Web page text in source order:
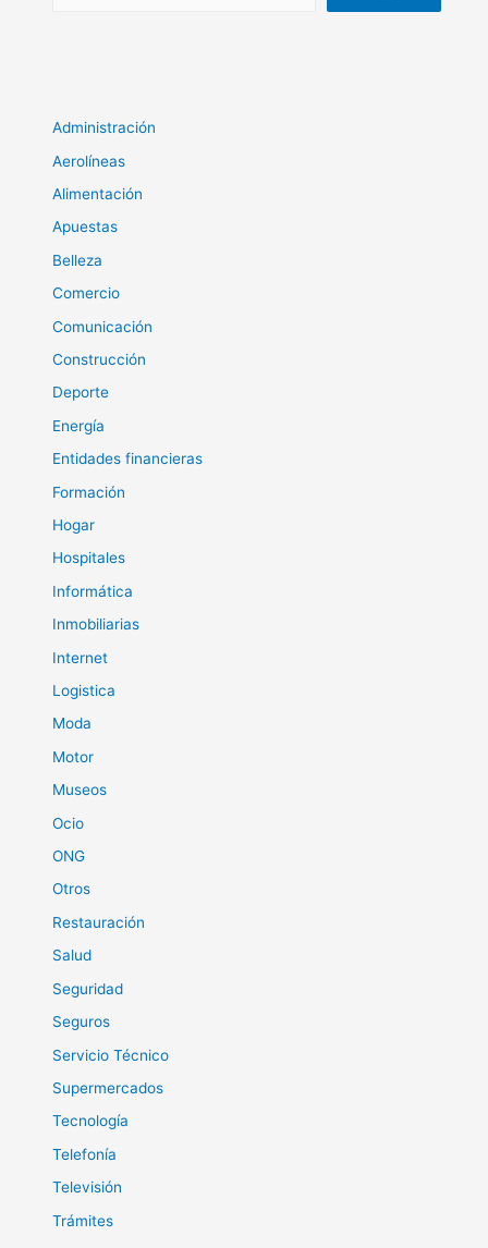
Administración
Aerolíneas
Alimentación
Apuestas
Belleza
Comercio
Comunicación
Construcción
Deporte
Energía
Entidades financieras
Formación
Hogar
Hospitales
Informática
Inmobiliarias
Internet
Logistica
Moda
Motor
Museos
Ocio
ONG
Otros
Restauración
Salud
Seguridad
Seguros
Servicio Técnico
Supermercados
Tecnología
Telefonía
Televisión
Trámites